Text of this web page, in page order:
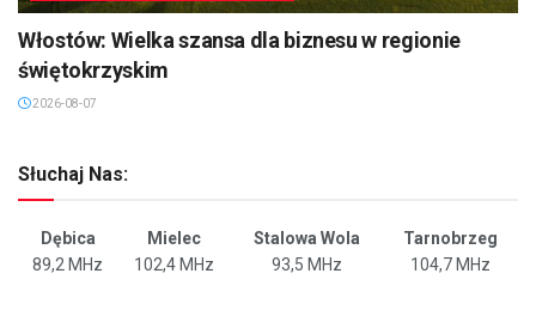
Włostów: Wielka szansa dla biznesu w regionie
świętokrzyskim
2026-08-07
Słuchaj Nas:
Dębica Mielec Stalowa Wola
Tarnobrzeg
89,2 MHz
102,4 MHz 93,5 MHz 104,7 MHz